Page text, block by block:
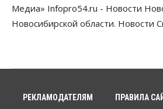
Мировые И Федеральные Новости
Россия построит в Киргизии
30 гектаров, 15 тысяч
адаптироваться к учебе через
Медиа» Infopro54.ru - Новости
Новосибирской области. Новости
РЕКЛАМОДАТЕЛЯМ ПРАВИЛА